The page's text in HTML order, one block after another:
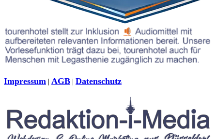
Impressum | AGB | Datenschutz